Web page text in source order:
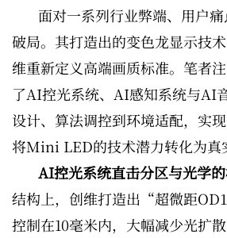
面对一系列行业弊端、用户
破局。其打造出的变色龙显示技
维重新定义高端画质标准。笔者
了AI控光系统、AI感知系统与AI
设计、算法调控到环境适配，实现
将Mini LED的技术潜力转化为真
AI控光系统直击分区与光学的
结构上，创维打造出“超微距
控制在10毫米内，大幅减少光扩